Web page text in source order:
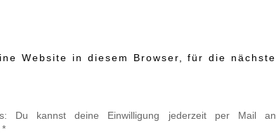
Website in diesem Browser, für die nächste
Du kannst deine Einwilligung jederzeit per Mail an
*